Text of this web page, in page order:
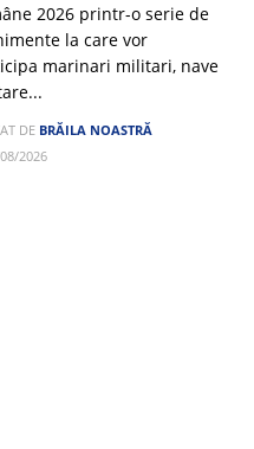
2026 printr-o serie de
la care vor
marinari militari, nave
DE BRĂILA NOASTRĂ
2026